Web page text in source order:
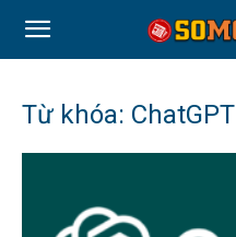
Từ khóa: ChatGPT